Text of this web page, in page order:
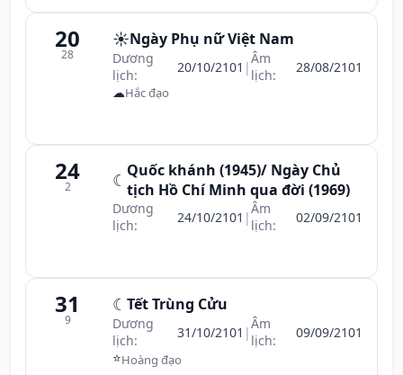
20
28
☀️Ngày Phụ nữ Việt Nam
Dương
lịch:
20/10/2101 |Âm
lịch:
28/08/2101
☁Hắc đạo
24
2 ☾ Quốc khánh (1945)/ Ngày Chủ
tịch Hồ Chí Minh qua đời (1969)
Dương
lịch:
24/10/2101 |Âm
lịch:
02/09/2101
31
9
☾ Tết Trùng Cửu
Dương
lịch:
31/10/2101 |Âm
lịch:
09/09/2101
⭐Hoàng đạo